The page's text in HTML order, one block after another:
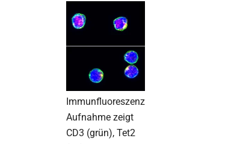
Immunfluoreszenz
Aufnahme zeigt
CD3 (grün), Tet2